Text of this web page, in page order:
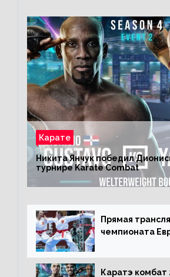
Карате
Никита Янчук победил
турнире Karate Combat
Прямая
чемпионата
Каратэ комбат